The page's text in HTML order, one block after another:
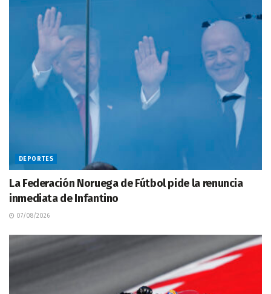
DEPORTES
La Federación Noruega de Fútbol pide la renuncia
inmediata de Infantino
07/08/2026